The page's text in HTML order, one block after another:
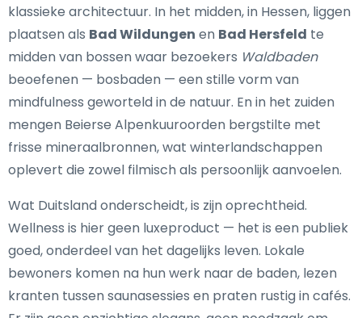
klassieke architectuur. In het midden, in Hessen, liggen
plaatsen als Bad Wildungen en Bad Hersfeld te
midden van bossen waar bezoekers Waldbaden
beoefenen — bosbaden — een stille vorm van
mindfulness geworteld in de natuur. En in het zuiden
mengen Beierse Alpenkuuroorden bergstilte met
frisse mineraalbronnen, wat winterlandschappen
oplevert die zowel filmisch als persoonlijk aanvoelen.
Wat Duitsland onderscheidt, is zijn oprechtheid.
Wellness is hier geen luxeproduct — het is een publiek
goed, onderdeel van het dagelijks leven. Lokale
bewoners komen na hun werk naar de baden, lezen
kranten tussen saunasessies en praten rustig in cafés.